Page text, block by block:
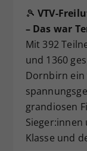
🎾 VTV-
– Das war
Mit 392
und 1360
Dornbirn ein
grandiosen
Klasse und
Zweck